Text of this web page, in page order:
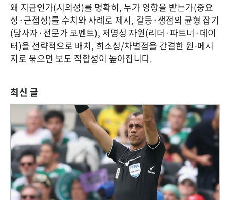
왜 지금인가(시의성)를 명확히, 누가 영향을 받는가(중요
성·근접성)를 수치와 사례로 제시, 갈등·쟁점의 균형 잡기
(당사자·전문가 코멘트), 저명성 자원(리더·파트너·데이
터)을 전략적으로 배치, 희소성/차별점을 간결한 원-메시
지로 묶으면 보도 적합성이 높아집니다.
최신 글